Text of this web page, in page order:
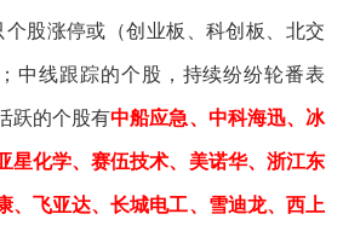
个股涨停或（创业板、科创板、北交
中线跟踪的个股，持续纷纷轮番表
跃的个股有中船应急、中科海迅、冰
星化学、赛伍技术、美诺华、浙江东
、飞亚达、长城电工、雪迪龙、西上